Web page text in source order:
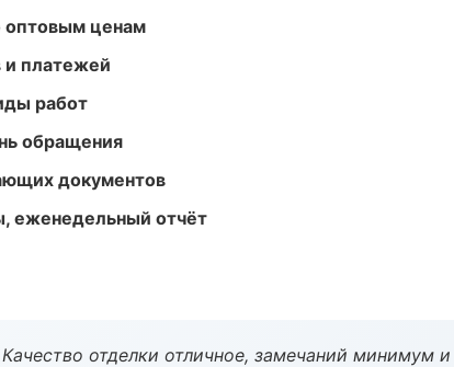
оптовым ценам
и платежей
работ
обращения
документов
еженедельный отчёт
отделки отличное, замечаний минимум